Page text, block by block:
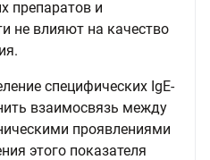
препаратов и
не влияют на качество
специфических IgE-
взаимосвязь между
проявлениями
этого показателя